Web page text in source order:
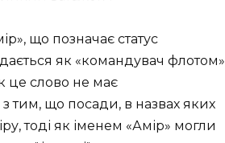
що позначає статус
як «командувач флотом»
це слово не має
з тим, що посади, в назвах яких
тоді як іменем «Амір» могли